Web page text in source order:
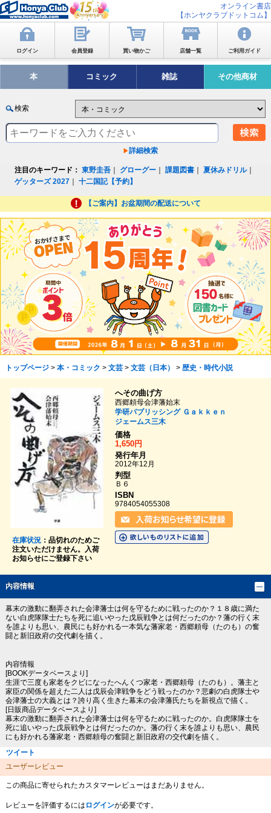
オンライン書店
【ホンヤクラブドットコム】
ログイン 会員登録 買い物かご 店舗一覧 ご利用ガイド
本 コミック 雑誌 その他商材
検索
詳細検索
注目のキーワード： 東野圭吾 グローグー ｜課題図書 ｜夏休みドリル｜
ゲッターズ 2027 ｜十二国記【予約】
【ご案内】お盆期間の配送について
トップページ> 本・コミック > 文芸> 文芸（日本） > 歴史・時代小説
在庫状況：品切れのためご
注文いただけません。入荷
お知らせにご登録下さい
へその曲げ方
西郷頼母会津藩始末
学研パブリッシング Ｇａｋｋｅｎ
ジェームス三木
価格
1,650円
発行年月
2012年12月
判型
Ｂ６
ISBN
9784054055308
内容情報
幕末の激動に翻弄された会津藩士は何を守るために戦ったのか？１８歳に満た
ない白虎隊隊士たちを死に追いやった戊辰戦争とは何だったのか？藩の行く末
を誰よりも思い、農民にも好かれる一本気な藩家老・西郷頼母（たのも）の奮
闘と新旧政府の交代劇を描く。
内容情報
[BOOKデータベースより]
生涯で三度も家老をクビになったへんくつ家老・西郷頼母（たのも）。藩主と
家臣の関係を超えた二人は戊辰会津戦争をどう戦ったのか？悲劇の白虎隊士や
会津藩士の大義とは？誇り高く生きた幕末の会津藩氏たちを新視点で描く。
[日販商品データベースより]
幕末の激動に翻弄された会津藩士は何を守るために戦ったのか。白虎隊隊士を
死に追いやった戊辰戦争とは何だったのか。藩の行く末を誰よりも思い、農民
にも好かれる藩家老・西郷頼母の奮闘と新旧政府の交代劇を描く。
ツイート
ユーザーレビュー
この商品に寄せられたカスタマーレビューはまだありません。
レビューを評価するには ログインが必要です。